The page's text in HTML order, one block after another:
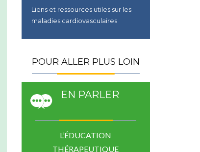
Liens et ressources utiles sur les
maladies cardiovasculaires
POUR ALLER PLUS LOIN
EN PARLER
L’ÉDUCATION
THÉRAPEUTIQUE